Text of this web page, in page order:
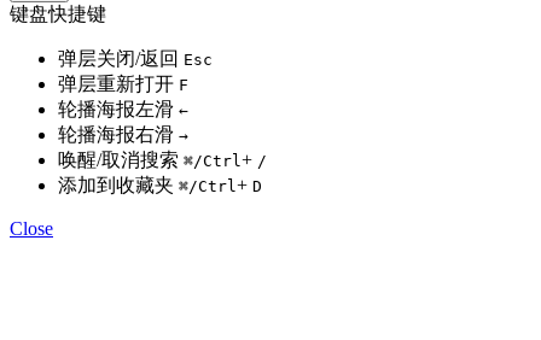
键盘快捷键
弹层关闭/返回 Esc
弹层重新打开 F
轮播海报左滑 ←
轮播海报右滑 →
唤醒/取消搜索 ⌘/Ctrl + /
添加到收藏夹 ⌘/Ctrl + D
Close